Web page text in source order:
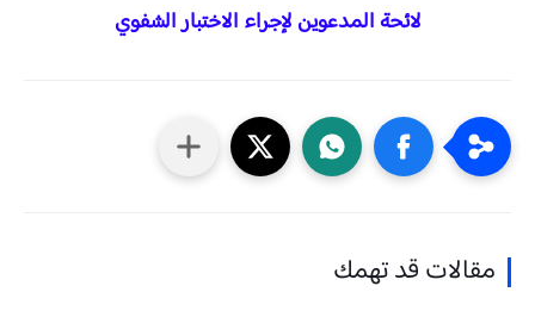
لائحة المدعوين لإجراء الاختبار الشفوي
مقالات قد تهمك